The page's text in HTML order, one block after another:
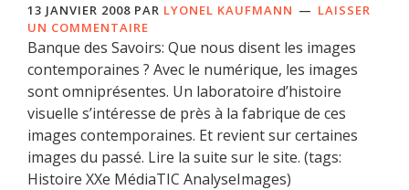
13 JANVIER 2008 PAR LYONEL KAUFMANN
LAISSER
UN COMMENTAIRE
Banque des Savoirs: Que nous disent les images
contemporaines ? Avec le numérique, les images
sont omniprésentes. Un laboratoire d’histoire
visuelle s’intéresse de près à la fabrique de ces
images contemporaines. Et revient sur certaines
images du passé. Lire la suite sur le site. (tags:
Histoire XXe MédiaTIC AnalyseImages)